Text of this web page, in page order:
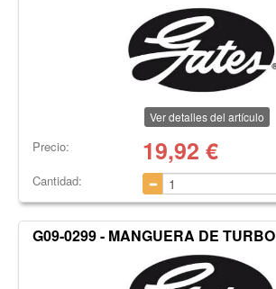
Ver detalles del artículo
Precio: 19,92 €
Cantidad:
G09-0299 - MANGUERA DE TURBO